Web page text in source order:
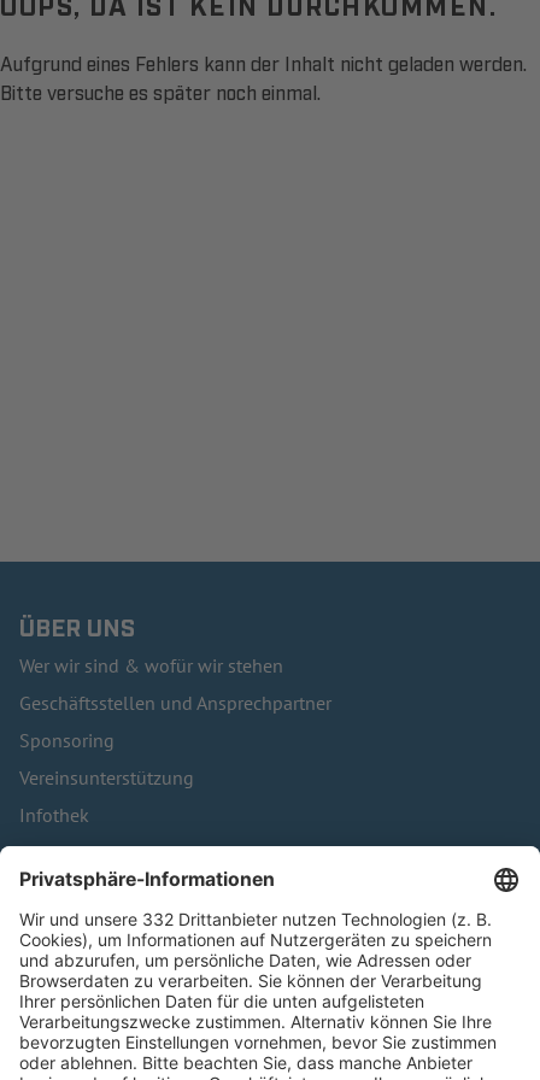
Aufgrund eines Fehlers kann der Inhalt nicht geladen werden.
Bitte versuche es später noch einmal.
ÜBER UNS
Wer wir sind & wofür wir stehen
Geschäftsstellen und Ansprechpartner
Sponsoring
Vereinsunterstützung
Infothek
Kontakt
HÄUFIG BESUCHTE SEITEN
Pässe und Vereinswechsel
Trainerausbildung
Schulungsangebot Vereinsmitarbeiter